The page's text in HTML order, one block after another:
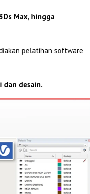
Max, hingga
pelatihan software
dan desain.